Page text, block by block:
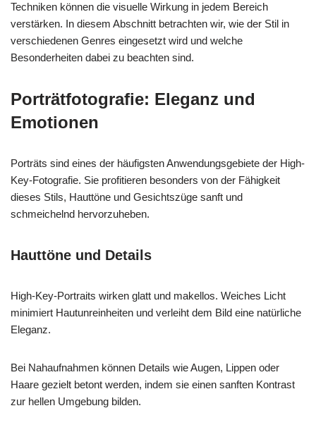
Techniken können die visuelle Wirkung in jedem Bereich
verstärken. In diesem Abschnitt betrachten wir, wie der Stil in
verschiedenen Genres eingesetzt wird und welche
Besonderheiten dabei zu beachten sind.
Porträtfotografie: Eleganz und
Emotionen
Porträts sind eines der häufigsten Anwendungsgebiete der High-
Key-Fotografie. Sie profitieren besonders von der Fähigkeit
dieses Stils, Hauttöne und Gesichtszüge sanft und
schmeichelnd hervorzuheben.
Hauttöne und Details
High-Key-Portraits wirken glatt und makellos. Weiches Licht
minimiert Hautunreinheiten und verleiht dem Bild eine natürliche
Eleganz.
Bei Nahaufnahmen können Details wie Augen, Lippen oder
Haare gezielt betont werden, indem sie einen sanften Kontrast
zur hellen Umgebung bilden.